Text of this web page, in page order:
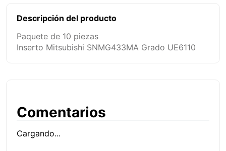
Descripción del producto
Paquete de 10 piezas
Inserto Mitsubishi SNMG433MA Grado UE6110
Comentarios
Cargando...